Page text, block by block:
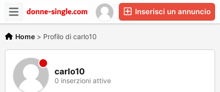
Inserisci un annuncio
Home > Profilo di carlo10
carlo10
0 inserzioni attive